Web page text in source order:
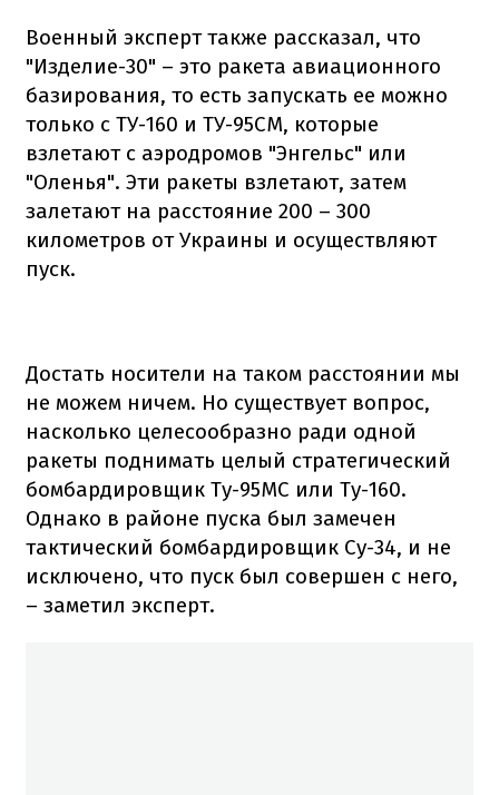
Военный эксперт также рассказал, что
"Изделие-30" – это ракета авиационного
базирования, то есть запускать ее можно
только с ТУ-160 и ТУ-95СМ, которые
взлетают с аэродромов "Энгельс" или
"Оленья". Эти ракеты взлетают, затем
залетают на расстояние 200 – 300
километров от Украины и осуществляют
пуск.
Достать носители на таком расстоянии мы
не можем ничем. Но существует вопрос,
насколько целесообразно ради одной
ракеты поднимать целый стратегический
бомбардировщик Ту-95МС или Ту-160.
Однако в районе пуска был замечен
тактический бомбардировщик Су-34, и не
исключено, что пуск был совершен с него,
– заметил эксперт.